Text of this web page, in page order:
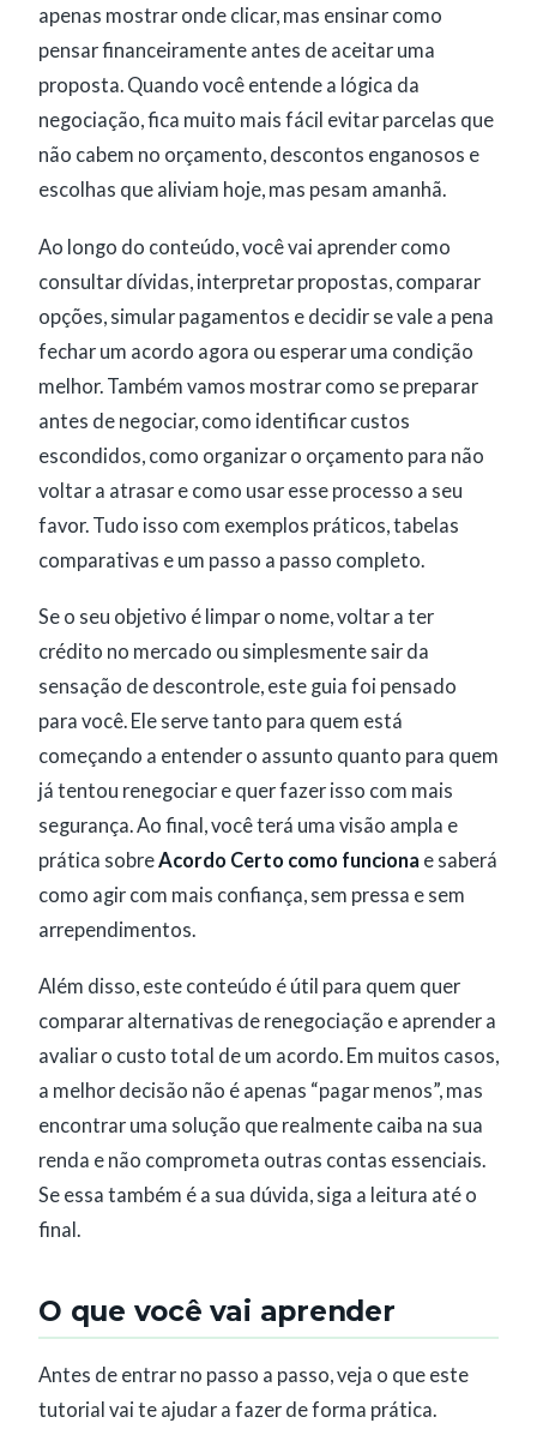
apenas mostrar onde clicar, mas ensinar como
pensar financeiramente antes de aceitar uma
proposta. Quando você entende a lógica da
negociação, fica muito mais fácil evitar parcelas que
não cabem no orçamento, descontos enganosos e
escolhas que aliviam hoje, mas pesam amanhã.
Ao longo do conteúdo, você vai aprender como
consultar dívidas, interpretar propostas, comparar
opções, simular pagamentos e decidir se vale a pena
fechar um acordo agora ou esperar uma condição
melhor. Também vamos mostrar como se preparar
antes de negociar, como identificar custos
escondidos, como organizar o orçamento para não
voltar a atrasar e como usar esse processo a seu
favor. Tudo isso com exemplos práticos, tabelas
comparativas e um passo a passo completo.
Se o seu objetivo é limpar o nome, voltar a ter
crédito no mercado ou simplesmente sair da
sensação de descontrole, este guia foi pensado
para você. Ele serve tanto para quem está
começando a entender o assunto quanto para quem
já tentou renegociar e quer fazer isso com mais
segurança. Ao final, você terá uma visão ampla e
prática sobreAcordo Certo como funciona e saberá
como agir com mais confiança, sem pressa e sem
arrependimentos.
Além disso, este conteúdo é útil para quem quer
comparar alternativas de renegociação e aprender a
avaliar o custo total de um acordo. Em muitos casos,
a melhor decisão não é apenas “pagar menos”, mas
encontrar uma solução que realmente caiba na sua
renda e não comprometa outras contas essenciais.
Se essa também é a sua dúvida, siga a leitura até o
final.
O que você vai aprender
Antes de entrar no passo a passo, veja o que este
tutorial vai te ajudar a fazer de forma prática.